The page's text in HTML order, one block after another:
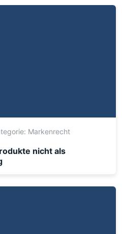
Markenrecht
nicht als